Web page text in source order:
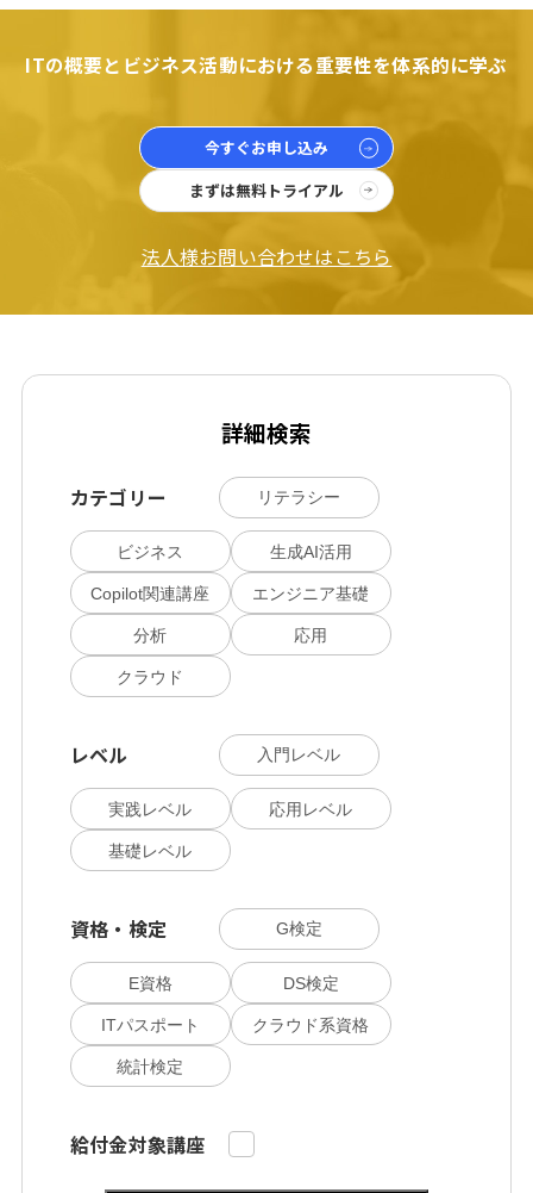
ITの概要とビジネス活動における重要性を体系的に学ぶ
今すぐお申し込み
まずは無料トライアル
法人様お問い合わせはこちら
詳細検索
カテゴリー リテラシー
ビジネス 生成AI活用
Copilot関連講座 エンジニア基礎
分析 応用
クラウド
レベル 入門レベル
実践レベル 応用レベル
基礎レベル
資格・検定 G検定
E資格 DS検定
ITパスポート クラウド系資格
統計検定
給付金対象講座